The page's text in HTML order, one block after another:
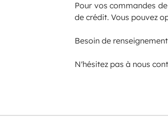
Pour vos commandes
de crédit. Vous pouvez
Besoin de
N'hésitez pas à nous